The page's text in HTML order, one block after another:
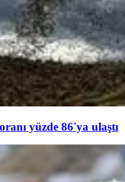
yüzde 86'ya ulaştı